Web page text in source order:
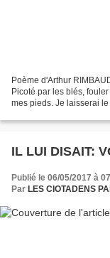
Poème d'Arthur
Picoté par les blés,
mes pieds. Je laisserai
IL LUI DISAIT:
Publié le 06/05/2017 à
Par LES CIOTADENS